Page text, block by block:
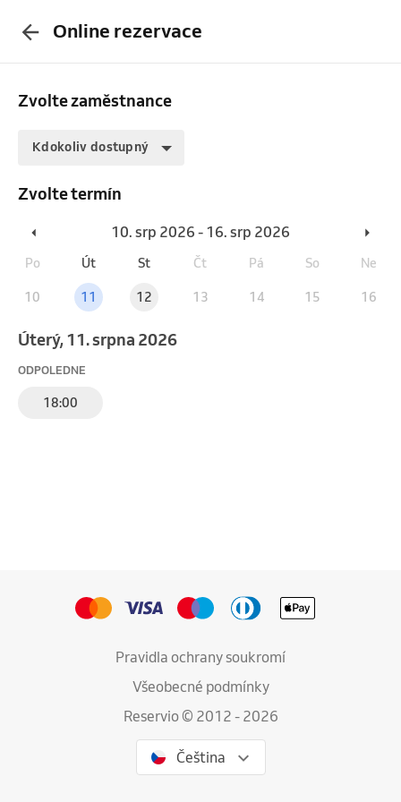
Online rezervace
Zvolte zaměstnance
Kdokoliv dostupný
Zvolte termín
10. srp 2026 - 16. srp 2026
Po Út St Čt Pá So Ne
10 11 12 13 14 15 16
úterý, 11. srpna 2026
ODPOLEDNE
18:00
Pravidla ochrany soukromí
Všeobecné podmínky
Reservio © 2012 - 2026
Čeština